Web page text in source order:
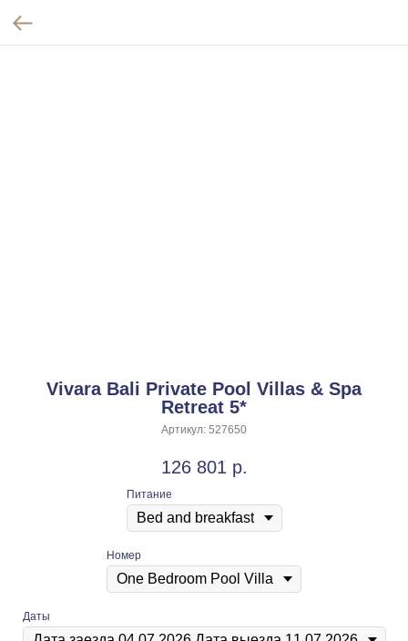
Vivara Bali Private Pool Villas & Spa
Retreat 5*
Артикул: 527650
126 801 р.
Питание
Номер
Даты